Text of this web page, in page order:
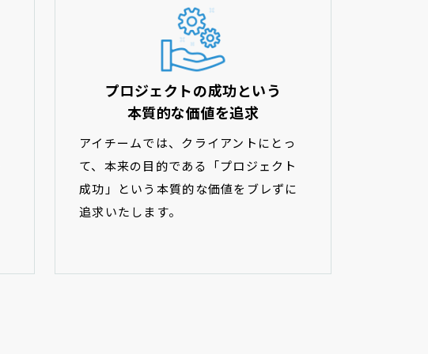
プロジェクトの成功という
本質的な価値を追求
アイチームでは、クライアントにとっ
て、本来の目的である「プロジェクト
成功」という本質的な価値をブレずに
追求いたします。